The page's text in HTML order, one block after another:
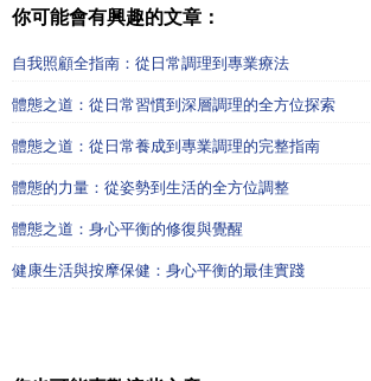
你可能會有興趣的文章：
自我照顧全指南：從日常調理到專業療法
體態之道：從日常習慣到深層調理的全方位探索
體態之道：從日常養成到專業調理的完整指南
體態的力量：從姿勢到生活的全方位調整
體態之道：身心平衡的修復與覺醒
健康生活與按摩保健：身心平衡的最佳實踐